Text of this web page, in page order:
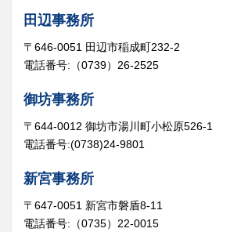
田辺事務所
〒646-0051 田辺市稲成町232-2
電話番号:（0739）26-2525
御坊事務所
〒644-0012 御坊市湯川町小松原526-1
電話番号:(0738)24-9801
新宮事務所
〒647-0051 新宮市磐盾8-11
電話番号:（0735）22-0015